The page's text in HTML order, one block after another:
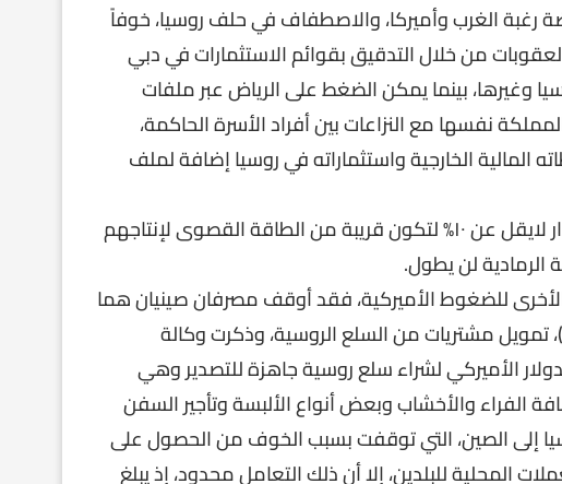
الغرب وأميركا، والاصطفاف في حلف روسيا، خوفاً
من خلال التدقيق بقوائم الاستثمارات في دبي
وغيرها، بينما يمكن الضغط على الرياض عبر ملفات
نفسها مع النزاعات بين أفراد الأسرة الحاكمة،
الخارجية واستثماراته في روسيا إضافة لملف
لذا سوف تضطر كل منهما لرفع إنتاج النفط بمقدار لايقل عن ١٠% لتكون قريبة من الطاقة القصوى لإنتاجهم
لن يطول.
للضغوط الأميركية، فقد أوقف مصرفان صينيان هما
)، تمويل مشتريات من السلع الروسية، وذكرت وكالة
الأميركي لشراء سلع روسية جاهزة للتصدير وهي
الفراء والأخشاب وبعض أنواع الألبسة وتأجير السفن
٤٠% من صادرات روسيا إلى الصين، التي توقفت بسبب الخوف من الحصول على
المحلية للبلدين، إلا أن ذلك التعامل محدود، إذ يبلغ